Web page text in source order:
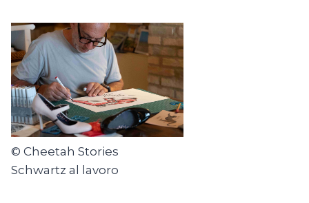
© Cheetah Stories
Schwartz al lavoro